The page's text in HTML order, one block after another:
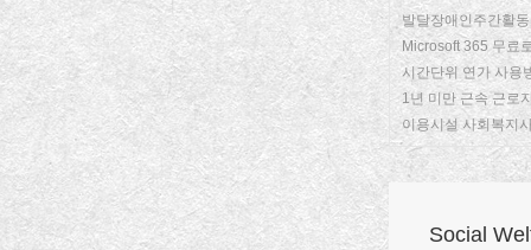
발달장애인주간활
Microsoft 365 무료
시간단위 연가 사용
1년 미만 근속 근로
이용시설 사회복지
Social